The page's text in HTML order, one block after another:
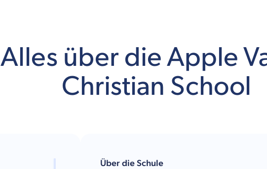
Alles über die Apple
Christian School
Über die Schule